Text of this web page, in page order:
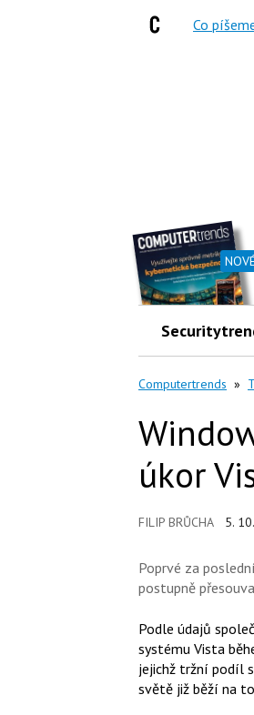
Computertrends »
úkor
FILIP BRŮCHA 5.
Poprvé za
postupně
Podle údajů
systému Vista
jejichž tržní podíl
světě již běží na
Co